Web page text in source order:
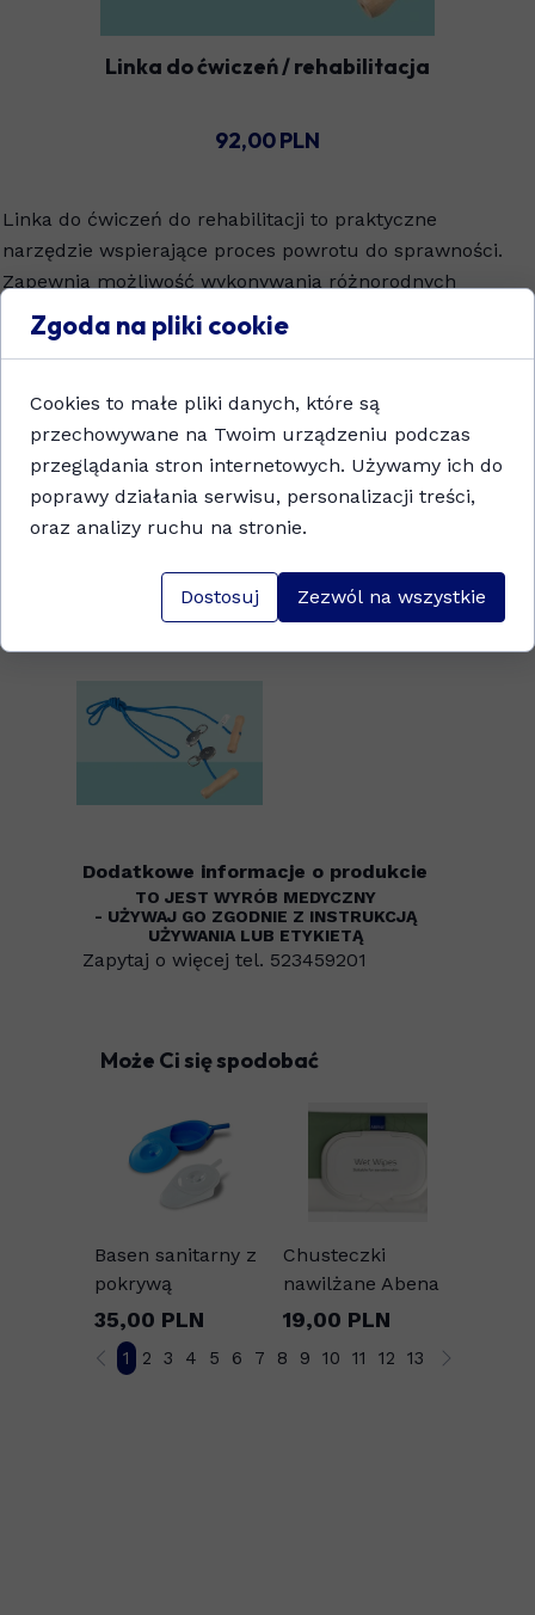
Linka do ćwiczeń do rehabilitacji to praktyczne
narzędzie wspierające proces powrotu do sprawności.
Zapewnia możliwość wykonywania różnorodnych
ćwiczeń, które pomagają w odbudowie siły mięśniowej,
poprawie mobilności oraz zwiększeniu zakresu ruchów.
jest odpowiedni dla osób o różnym poziomie
zaawansowania. Idealny zarówno do użytku domowego,
jak i w profesjonalnych ośrodkach rehabilitacyjnych.
92,00 PLN
Linka do ćwiczeń / rehabilitacja
Dodatkowe informacje o produkcie
TO JEST WYRÓB MEDYCZNY
- UŻYWAJ GO ZGODNIE Z INSTRUKCJĄ
UŻYWANIA LUB ETYKIETĄ
Zapytaj o więcej tel. 523459201
Może Ci się spodobać
Basen sanitarny z
pokrywą
35,00 PLN
Chusteczki
nawilżane Abena
19,00 PLN
1 2 3 4 5 6 7 8 9 10 11 12 13
Zgoda na pliki cookie
Cookies to małe pliki danych, które są
przechowywane na Twoim urządzeniu podczas
przeglądania stron internetowych. Używamy ich do
poprawy działania serwisu, personalizacji treści,
oraz analizy ruchu na stronie.
Dostosuj Zezwól na wszystkie